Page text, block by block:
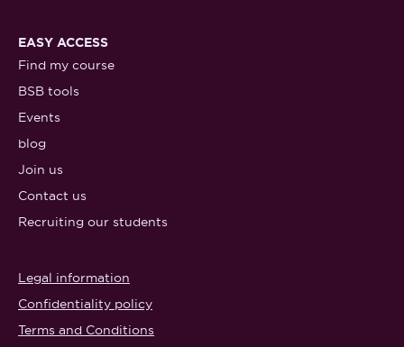
EASY ACCESS
Find my course
BSB tools
Events
blog
Join us
Contact us
Recruiting our students
Legal information
Confidentiality policy
Terms and Conditions